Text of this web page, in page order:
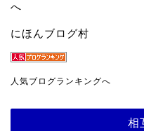
にほんブログ村
人気ブログランキングへ
相